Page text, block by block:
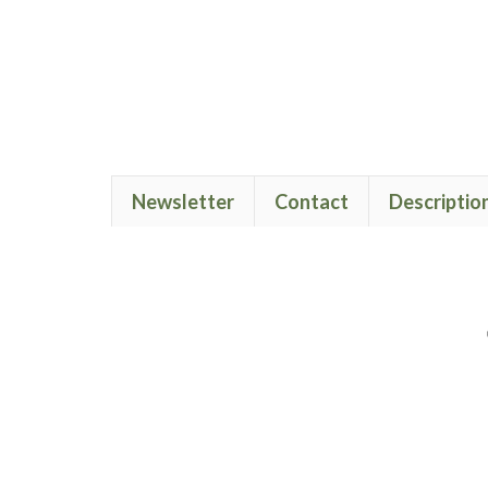
Newsletter Contact